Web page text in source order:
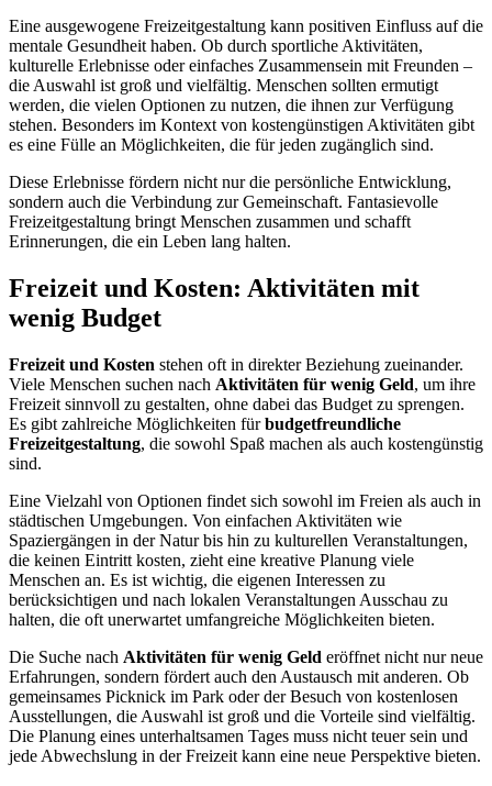
Eine ausgewogene Freizeitgestaltung kann positiven Einfluss auf die
mentale Gesundheit haben. Ob durch sportliche Aktivitäten,
kulturelle Erlebnisse oder einfaches Zusammensein mit Freunden –
die Auswahl ist groß und vielfältig. Menschen sollten ermutigt
werden, die vielen Optionen zu nutzen, die ihnen zur Verfügung
stehen. Besonders im Kontext von kostengünstigen Aktivitäten gibt
es eine Fülle an Möglichkeiten, die für jeden zugänglich sind.
Diese Erlebnisse fördern nicht nur die persönliche Entwicklung,
sondern auch die Verbindung zur Gemeinschaft. Fantasievolle
Freizeitgestaltung bringt Menschen zusammen und schafft
Erinnerungen, die ein Leben lang halten.
Freizeit und Kosten: Aktivitäten mit
wenig Budget
Freizeit und Kosten stehen oft in direkter Beziehung zueinander.
Viele Menschen suchen nach Aktivitäten für wenig Geld, um ihre
Freizeit sinnvoll zu gestalten, ohne dabei das Budget zu sprengen.
Es gibt zahlreiche Möglichkeiten fürbudgetfreundliche
Freizeitgestaltung, die sowohl Spaß machen als auch kostengünstig
sind.
Eine Vielzahl von Optionen findet sich sowohl im Freien als auch in
städtischen Umgebungen. Von einfachen Aktivitäten wie
Spaziergängen in der Natur bis hin zu kulturellen Veranstaltungen,
die keinen Eintritt kosten, zieht eine kreative Planung viele
Menschen an. Es ist wichtig, die eigenen Interessen zu
berücksichtigen und nach lokalen Veranstaltungen Ausschau zu
halten, die oft unerwartet umfangreiche Möglichkeiten bieten.
Die Suche nach Aktivitäten für wenig Geld eröffnet nicht nur neue
Erfahrungen, sondern fördert auch den Austausch mit anderen. Ob
gemeinsames Picknick im Park oder der Besuch von kostenlosen
Ausstellungen, die Auswahl ist groß und die Vorteile sind vielfältig.
Die Planung eines unterhaltsamen Tages muss nicht teuer sein und
jede Abwechslung in der Freizeit kann eine neue Perspektive bieten.